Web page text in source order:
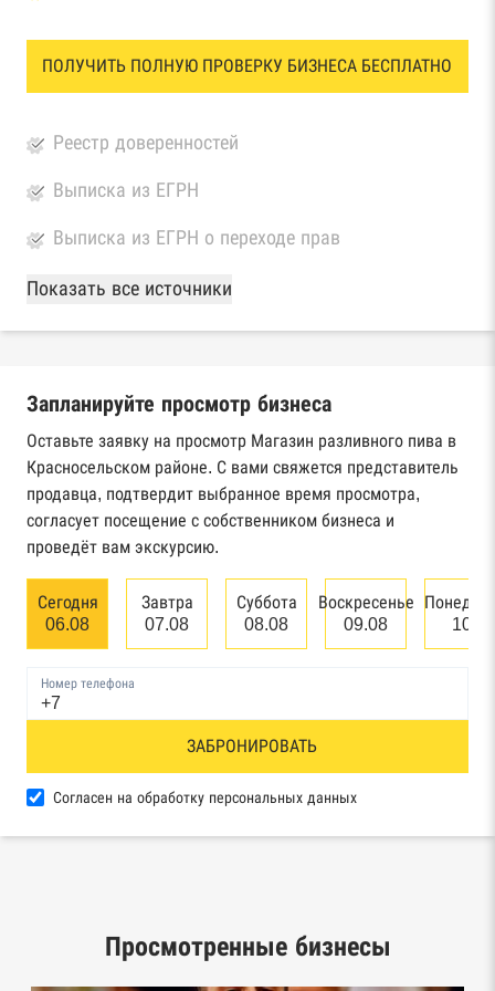
ПОЛУЧИТЬ ПОЛНУЮ ПРОВЕРКУ БИЗНЕСА БЕСПЛАТНО
Реестр доверенностей
Выписка из ЕГРН
Выписка из ЕГРН о переходе прав
База Росстата
Реестры ЕГРЮЛ и ЕГРИП Федеральной
Реестр государственных контрактов
Федерального казначейства
Картотека арбитражных дел Высшего
арбитражного суда
Единый федеральный реестр сведений о
банкротстве юридических лиц
Реестр товарных знаков и знаков обслуживания
База исполнительного производства
Реестры лицензий: Росалкоголь,
Росздравнадзор, Рособрнадзор, Роскомнадзор,
Показать все источники
Запланируйте просмотр бизнеса
Оставьте заявку на просмотр Магазин разливного пива в
Красносельском районе. С вами свяжется представитель
продавца, подтвердит выбранное время просмотра,
согласует посещение с собственником бизнеса и
проведёт вам экскурсию.
Сегодня
06.08
Завтра
07.08
Суббота
08.08
Воскресенье
09.08
10.08
Номер телефона
ЗАБРОНИРОВАТЬ
Согласен на обработку персональных данных
Просмотренные бизнесы